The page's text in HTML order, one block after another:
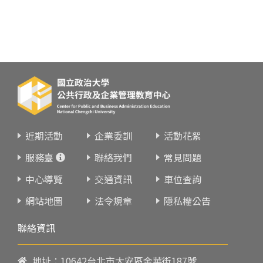
近期活動 企業委訓
活動花絮
服務臺
聯絡我們
常見問題
中心導覽
交通資訊
車位查詢
網站地圖
法令規章
隱私權公告
聯絡資訊